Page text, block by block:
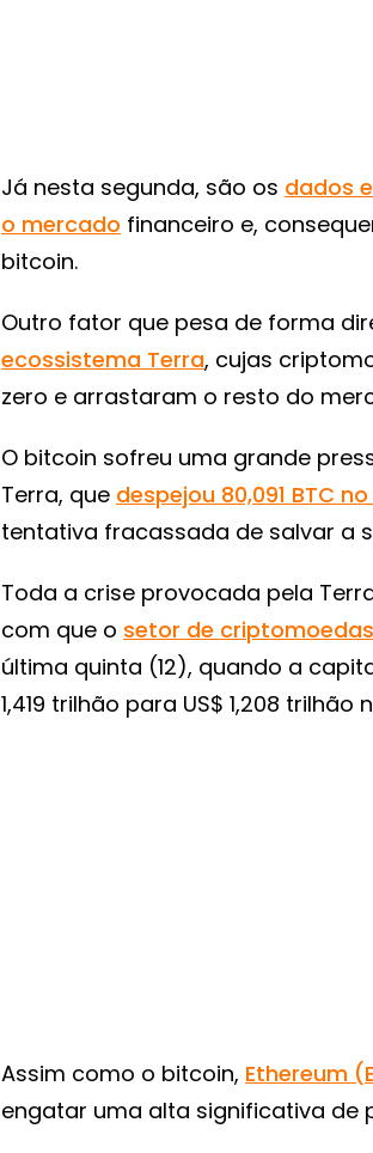
Já nesta segunda, são os dados
o mercado financeiro e,
bitcoin.
Outro fator que pesa de forma
ecossistema Terra, cujas
zero e arrastaram o resto do
O bitcoin sofreu uma grande
Terra, que despejou 80,091 BTC
tentativa fracassada de salvar a
Toda a crise provocada pela
com que o setor de
última quinta (12), quando a
1,419 trilhão para US$ 1,208
Assim como o bitcoin, Ethereum
engatar uma alta significativa de